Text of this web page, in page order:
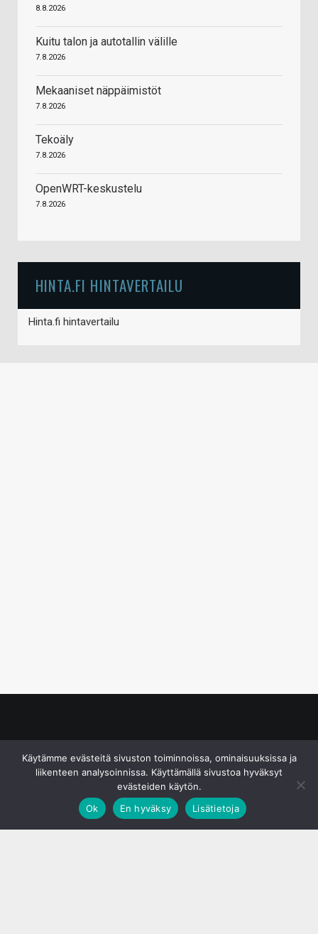
8.8.2026
Kuitu talon ja autotallin välille
7.8.2026
Mekaaniset näppäimistöt
7.8.2026
Tekoäly
7.8.2026
OpenWRT-keskustelu
7.8.2026
HINTA.FI HINTAVERTAILU
Hinta.fi hintavertailu
Käytämme evästeitä sivuston toiminnoissa, ominaisuuksissa ja
liikenteen analysoinnissa. Käyttämällä sivustoa hyväksyt
evästeiden käytön.
Ok
En hyväksy Lisätietoja